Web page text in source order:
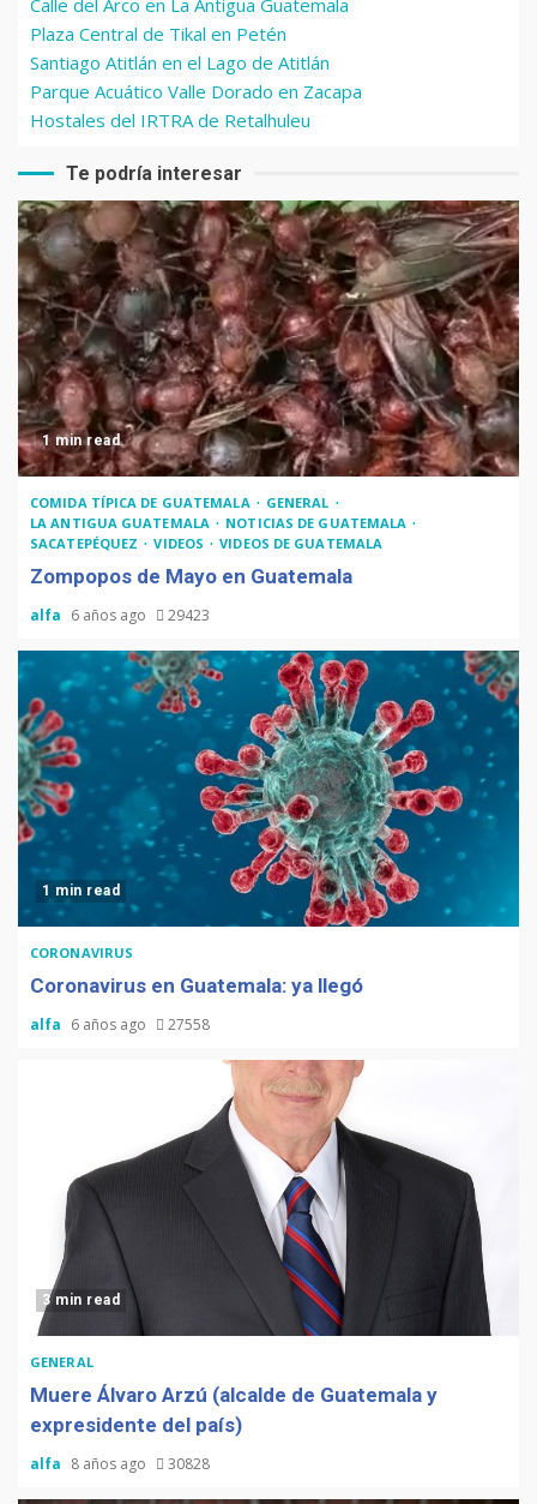
Plaza Central de Tikal en Petén
Santiago Atitlán en el Lago de Atitlán
Parque Acuático Valle Dorado en Zacapa
Hostales del IRTRA de Retalhuleu
Te podría interesar
1 min read
COMIDA TÍPICA DE GUATEMALA
GENERAL
LA ANTIGUA GUATEMALA
NOTICIAS DE GUATEMALA
SACATEPÉQUEZ
VIDEOS VIDEOS DE GUATEMALA
Zompopos de Mayo en Guatemala
alfa 6 años ago 29423
1 min read
CORONAVIRUS
Coronavirus en Guatemala: ya llegó
alfa 6 años ago 27558
3 min read
GENERAL
Muere Álvaro Arzú (alcalde de Guatemala y
expresidente del país)
alfa 8 años ago 30828